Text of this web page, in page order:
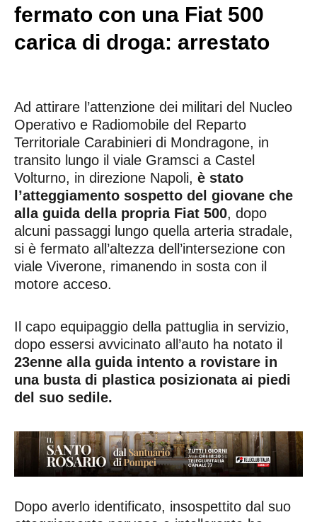
fermato con una Fiat 500
carica di droga: arrestato
Ad attirare l’attenzione dei militari del Nucleo
Operativo e Radiomobile del Reparto
Territoriale Carabinieri di Mondragone, in
transito lungo il viale Gramsci a Castel
Volturno, in direzione Napoli, è stato
l’atteggiamento sospetto del giovane che
alla guida della propria Fiat 500, dopo
alcuni passaggi lungo quella arteria stradale,
si è fermato all’altezza dell’intersezione con
viale Viverone, rimanendo in sosta con il
motore acceso.
Il capo equipaggio della pattuglia in servizio,
dopo essersi avvicinato all’auto ha notato il
23enne alla guida intento a rovistare in
una busta di plastica posizionata ai piedi
del suo sedile.
Dopo averlo identificato, insospettito dal suo